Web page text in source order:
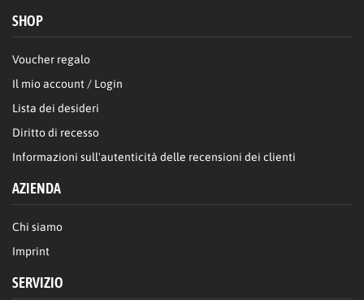
SHOP
Voucher regalo
Il mio account / Login
Lista dei desideri
Diritto di recesso
Informazioni sull'autenticità delle recensioni dei clienti
AZIENDA
Chi siamo
Imprint
SERVIZIO